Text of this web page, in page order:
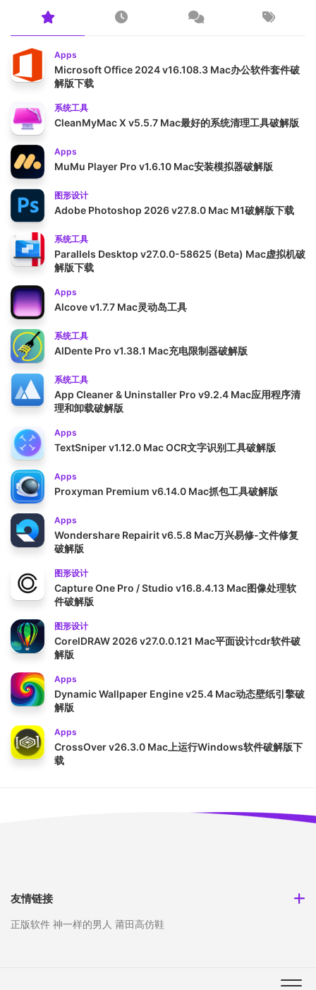
Apps
Microsoft Office 2024 v16.108.3 Mac办公软件套件破
解版下载
系统工具
CleanMyMac X v5.5.7 Mac最好的系统清理工具破解版
Apps
MuMu Player Pro v1.6.10 Mac安装模拟器破解版
图形设计
Adobe Photoshop 2026 v27.8.0 Mac M1破解版下载
系统工具
Parallels Desktop v27.0.0-58625 (Beta) Mac虚拟机破
解版下载
Apps
Alcove v1.7.7 Mac灵动岛工具
系统工具
AlDente Pro v1.38.1 Mac充电限制器破解版
系统工具
App Cleaner & Uninstaller Pro v9.2.4 Mac应用程序清
理和卸载破解版
Apps
TextSniper v1.12.0 Mac OCR文字识别工具破解版
Apps
Proxyman Premium v6.14.0 Mac抓包工具破解版
Apps
Wondershare Repairit v6.5.8 Mac万兴易修-文件修复
破解版
图形设计
Capture One Pro / Studio v16.8.4.13 Mac图像处理软
件破解版
图形设计
CorelDRAW 2026 v27.0.0.121 Mac平面设计cdr软件破
解版
Apps
Dynamic Wallpaper Engine v25.4 Mac动态壁纸引擎破
解版
Apps
CrossOver v26.3.0 Mac上运行Windows软件破解版下
载
友情链接
正版软件 神一样的男人 莆田高仿鞋